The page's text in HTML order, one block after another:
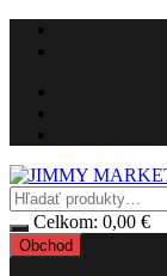
Preskočiť
Celkom: 0,00 €
Obchod